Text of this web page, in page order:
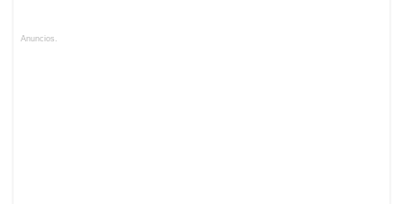
Anuncios.